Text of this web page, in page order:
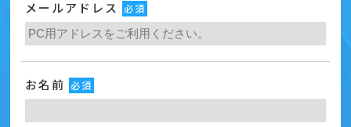
メールアドレス 必須
お名前 必須